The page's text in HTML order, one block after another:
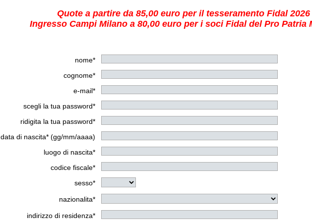
Quote a partire da 85,00 euro per il tesseramento Fidal 2026
Ingresso Campi Milano a 80,00 euro per i soci Fidal del Pro Patria
nome*
cognome*
e-mail*
scegli la tua password*
ridigita la tua password*
data di nascita* (gg/mm/aaaa)
luogo di nascita*
codice fiscale*
sesso*
nazionalita*
indirizzo di residenza*